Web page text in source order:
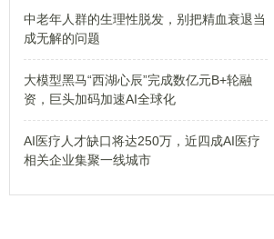
中老年人群的生理性脱发，别把精血衰退当
成无解的问题
大模型黑马“西湖心辰”完成数亿元B+轮融
资，巨头加码加速AI全球化
AI医疗人才缺口将达250万，近四成AI医疗
相关企业集聚一线城市